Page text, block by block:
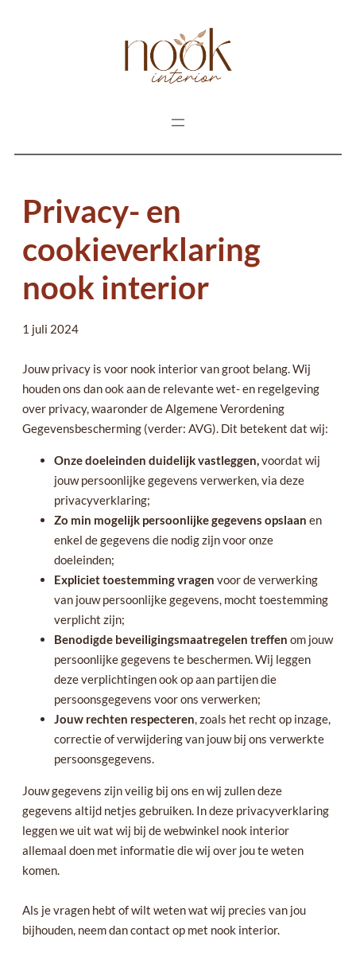
Privacy- en
cookieverklaring
nook interior
1 juli 2024
Jouw privacy is voor nook interior van groot belang. Wij
houden ons dan ook aan de relevante wet- en regelgeving
over privacy, waaronder de Algemene Verordening
Gegevensbescherming (verder: AVG). Dit betekent dat wij:
Onze doeleinden duidelijk vastleggen,voordat wij
jouw persoonlijke gegevens verwerken, via deze
privacyverklaring;
Zo min mogelijk persoonlijke gegevens opslaan en
enkel de gegevens die nodig zijn voor onze
doeleinden;
Expliciet toestemming vragen voor de verwerking
van jouw persoonlijke gegevens, mocht toestemming
verplicht zijn;
Benodigde beveiligingsmaatregelen treffen om jouw
persoonlijke gegevens te beschermen. Wij leggen
deze verplichtingen ook op aan partijen die
persoonsgegevens voor ons verwerken;
Jouw rechten respecteren, zoals het recht op inzage,
correctie of verwijdering van jouw bij ons verwerkte
persoonsgegevens.
Jouw gegevens zijn veilig bij ons en wij zullen deze
gegevens altijd netjes gebruiken. In deze privacyverklaring
leggen we uit wat wij bij de webwinkel nook interior
allemaal doen met informatie die wij over jou te weten
komen.
Als je vragen hebt of wilt weten wat wij precies van jou
bijhouden, neem dan contact op met nook interior.